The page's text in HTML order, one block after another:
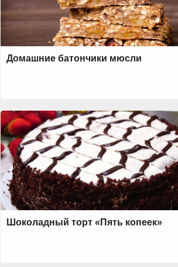
Домашние батончики мюсли
Шоколадный торт «Пять копеек»